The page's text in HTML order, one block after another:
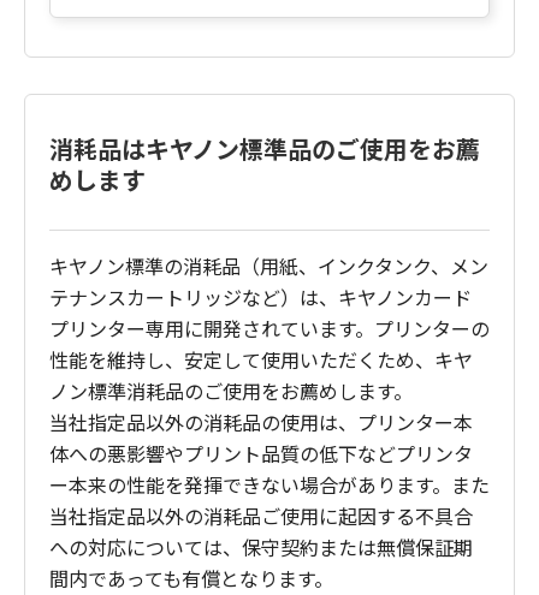
消耗品はキヤノン標準品のご使用をお薦
めします
キヤノン標準の消耗品（用紙、インクタンク、メン
テナンスカートリッジなど）は、キヤノンカード
プリンター専用に開発されています。プリンターの
性能を維持し、安定して使用いただくため、キヤ
ノン標準消耗品のご使用をお薦めします。
当社指定品以外の消耗品の使用は、プリンター本
体への悪影響やプリント品質の低下などプリンタ
ー本来の性能を発揮できない場合があります。また
当社指定品以外の消耗品ご使用に起因する不具合
への対応については、保守契約または無償保証期
間内であっても有償となります。